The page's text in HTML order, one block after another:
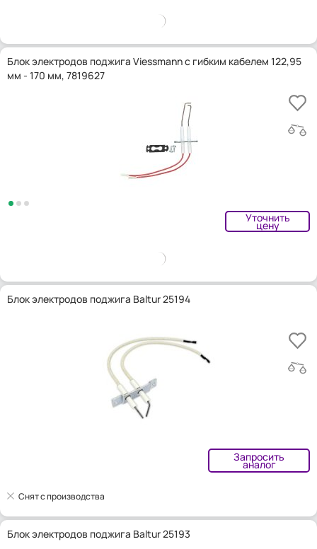
Блок электродов поджига Viessmann с гибким кабелем 122,95
мм - 170 мм, 7819627
Уточнить
цену
Блок электродов поджига Baltur 25194
Запросить
аналог
Снят с производства
Блок электродов поджига Baltur 25193